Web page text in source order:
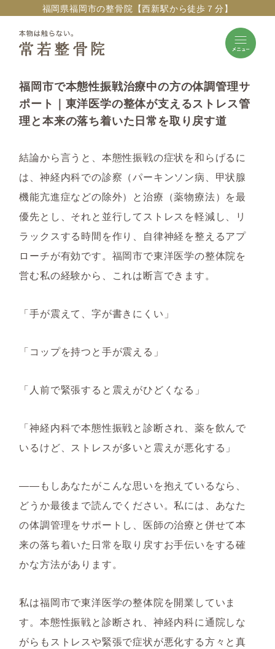
福岡県福岡市の整骨院【西新駅から徒歩７分】
福岡市で本態性振戦治療中の方の体調管理サ
ポート｜東洋医学の整体が支えるストレス管
理と本来の落ち着いた日常を取り戻す道
結論から言うと、本態性振戦の症状を和らげるに
は、神経内科での診察（パーキンソン病、甲状腺
機能亢進症などの除外）と治療（薬物療法）を最
優先とし、それと並行してストレスを軽減し、リ
ラックスする時間を作り、自律神経を整えるアプ
ローチが有効です。福岡市で東洋医学の整体院を
営む私の経験から、これは断言できます。
「手が震えて、字が書きにくい」
「コップを持つと手が震える」
「人前で緊張すると震えがひどくなる」
「神経内科で本態性振戦と診断され、薬を飲んで
いるけど、ストレスが多いと震えが悪化する」
――もしあなたがこんな思いを抱えているなら、
どうか最後まで読んでください。私には、あなた
の体調管理をサポートし、医師の治療と併せて本
来の落ち着いた日常を取り戻すお手伝いをする確
かな方法があります。
私は福岡市で東洋医学の整体院を開業していま
す。本態性振戦と診断され、神経内科に通院しな
がらもストレスや緊張で症状が悪化する方々と真